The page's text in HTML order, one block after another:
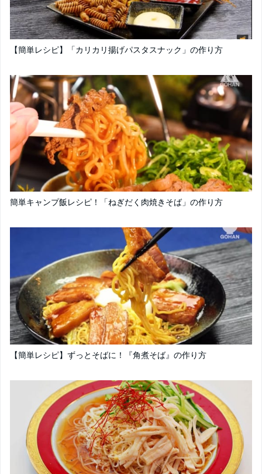
【簡単レシピ】「カリカリ揚げパスタスナック」の作り方
簡単キャンプ飯レシピ！「ねぎだく肉焼きそば」の作り方
【簡単レシピ】ずっとそばに！『角煮そば』の作り方